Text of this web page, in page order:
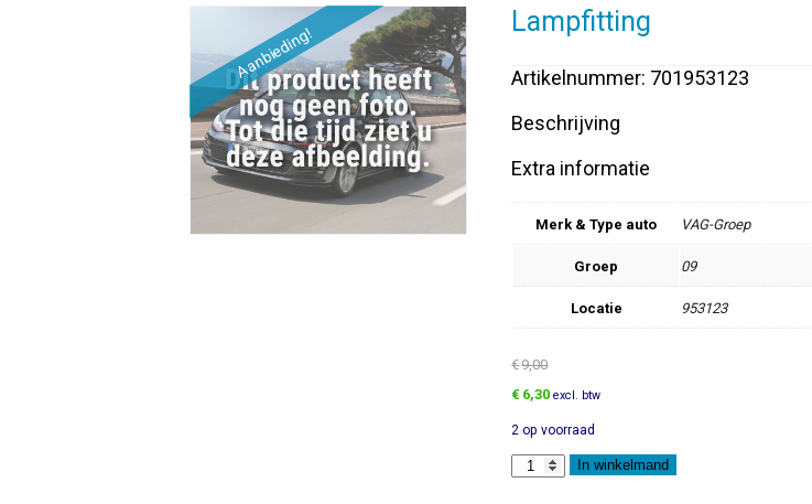
Aanbieding!
Lampfitting
Artikelnummer: 701953123
Beschrijving
Extra informatie
Merk & Type auto VAG-Groep
Groep 09
Locatie 953123
€9,00
Oorspronkelijke
was:
€9,00.
€ 6,30Huidige
is:
€6,30.
excl. btw
2 op voorraad
Lampfitting
aantal
In winkelmand